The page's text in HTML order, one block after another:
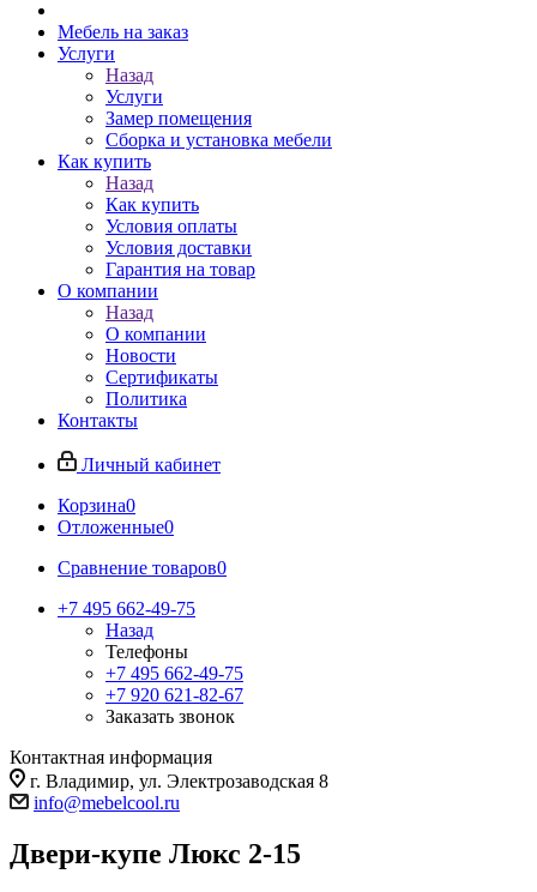
Мебель на заказ
Услуги
Назад
Услуги
Замер помещения
Сборка и установка мебели
Как купить
Назад
Как купить
Условия оплаты
Условия доставки
Гарантия на товар
О компании
Назад
О компании
Новости
Сертификаты
Политика
Контакты
Личный кабинет
Корзина0
Отложенные0
Сравнение товаров0
+7 495 662-49-75
Назад
Телефоны
+7 495 662-49-75
+7 920 621-82-67
Заказать звонок
Контактная информация
г. Владимир, ул. Электрозаводская 8
info@mebelcool.ru
Двери-купе Люкс 2-15